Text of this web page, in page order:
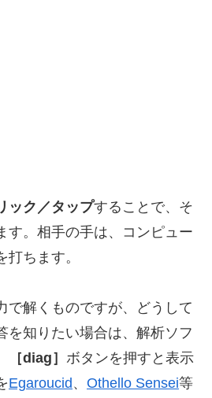
ック／タップすることで、そ
す。相手の手は、コンピュー
ちます。
で解くものですが、どうして
を知りたい場合は、解析ソフ
［diag］ ボタンを押すと表示
Egaroucid、 Othello Sensei等